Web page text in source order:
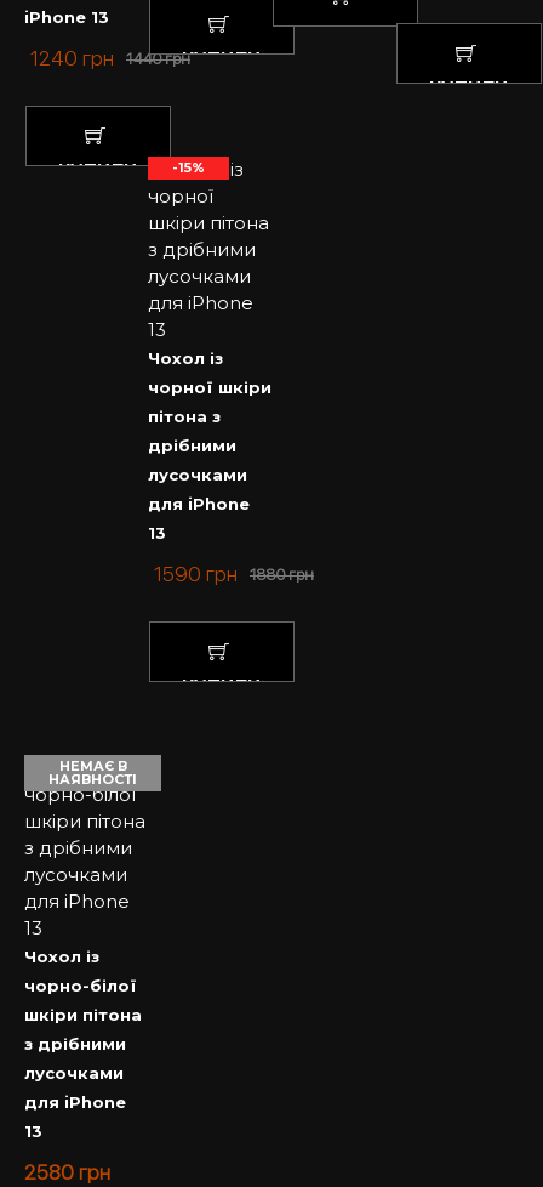
iPhone 13
1440грн
1240 грн
КУПИТИ
КУПИТИ
КУПИТИ
-15%
Чохол із
чорної шкіри
пітона з
дрібними
лусочками
для iPhone
13
1880грн
1590 грн
КУПИТИ
НЕМАЄ В
НАЯВНОСТІ
Чохол із
чорно-білої
шкіри пітона
з дрібними
лусочками
для iPhone
13
2580 грн